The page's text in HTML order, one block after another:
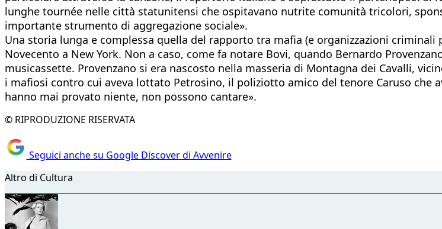
lunghe tournée nelle città statunitensi che ospitavano nutrite comunità tricolori,
importante strumento di aggregazione sociale».
Una storia lunga e complessa quella del rapporto tra mafia (e organizzazioni
Novecento a New York. Non a caso, come fa notare Bovi, quando Bernardo
musicassette. Provenzano si era nascosto nella masseria di Montagna dei Cavalli,
i mafiosi contro cui aveva lottato Petrosino, il poliziotto amico del tenore Caruso che
hanno mai provato niente, non possono cantare».
© RIPRODUZIONE RISERVATA
Seguici anche su Google Discover di Avvenire
Altro di Cultura